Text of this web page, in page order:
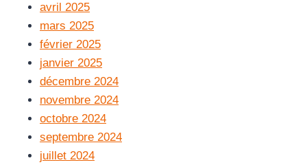
avril 2025
mars 2025
février 2025
janvier 2025
décembre 2024
novembre 2024
octobre 2024
septembre 2024
juillet 2024